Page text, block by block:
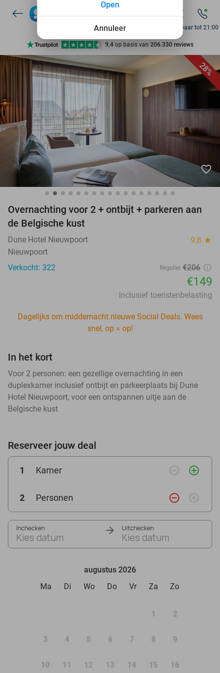
Ontdek 15.000+ deals
7 dagen per week beschikbaar
10+ miljoen leden
Ontdek 15.000+ deals
7 dagen per week beschikbaar
10+ miljoen leden
Bereikbaar tot 21:00
28%
favorite_border
Overnachting voor 2 + ontbijt + parkeren aan
de Belgische kust
Dune Hotel Nieuwpoort 9.8 star
Nieuwpoort
Verkocht: 322
Regulier €206
€149
Inclusief toeristenbelasting
Dagelijks om middernacht nieuwe Social Deals. Wees
snel, op = op!
In het kort
Voor 2 personen: een gezellige overnachting in een
duplexkamer inclusief ontbijt en parkeerplaats bij Dune
Hotel Nieuwpoort, voor een ontspannen uitje aan de
Belgische kust
Reserveer jouw deal
1 Kamer remove_circle_outline add_circle_outline
2 Personen remove_circle_outline add_circle_outline
Inchecken
Kies datum
Uitchecken
Kies datum
augustus 2026
Ma
Di Wo Do Vr Za Zo
1 2
3 4 5 6 7 8 9
10 11 12 13 14 15 16
Annuleer
Open